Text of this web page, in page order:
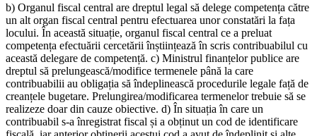
b) Organul fiscal central are dreptul legal să delege competența către
un alt organ fiscal central pentru efectuarea unor constatări la fața
locului. În această situație, organul fiscal central ce a preluat
competența efectuării cercetării înștiințează în scris contribuabilul cu
această delegare de competență. c) Ministrul finanțelor publice are
dreptul să prelungească/modifice termenele până la care
contribuabilii au obligația să îndeplinească procedurile legale față de
creanțele bugetare. Prelungirea/modificarea termenelor trebuie să se
realizeze doar din cauze obiective. d) În situația în care un
contribuabil s-a înregistrat fiscal și a obținut un cod de identificare